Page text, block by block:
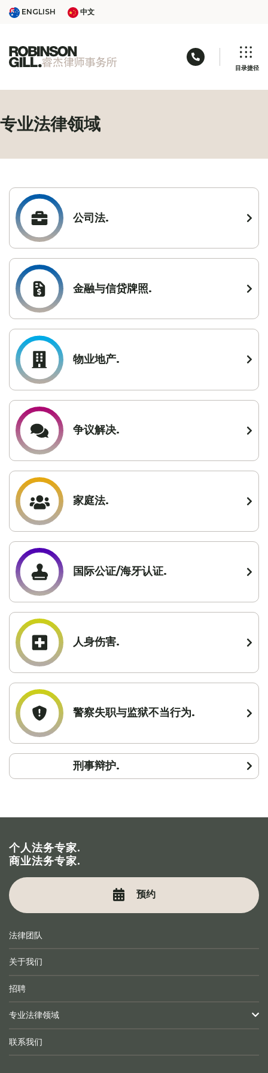
SkipENGLISH
ENGLISH 中文
中文
联络电话: 03
目录捷径
专业法律领域
公司法.
金融与信贷牌照.
物业地产.
争议解决.
家庭法.
国际公证/海牙认证.
人身伤害.
警察失职与监狱不当行为.
刑事辩护.
个人法务专家.
商业法务专家.
预约
法律团队
关于我们
招聘
专业法律领域
联系我们